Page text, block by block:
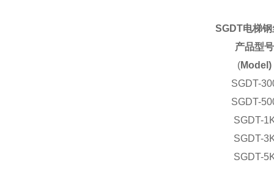
SGDT电梯
产品型号
(Model)
SGDT-
SGDT-
SGDT-
SGDT-
SGDT-